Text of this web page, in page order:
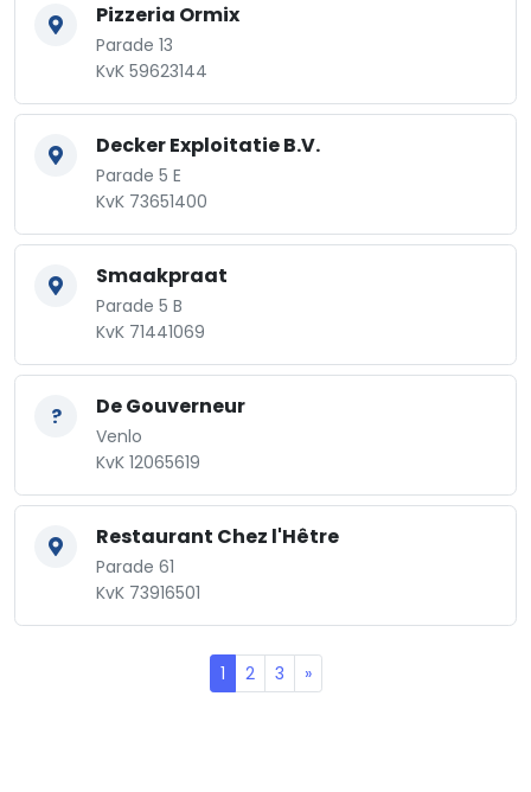
Pizzeria Ormix
Parade 13
KvK 59623144
Decker Exploitatie B.V.
Parade 5 E
KvK 73651400
Smaakpraat
Parade 5 B
KvK 71441069
? De Gouverneur
Venlo
KvK 12065619
Restaurant Chez l'Hêtre
Parade 61
KvK 73916501
1 2 3 »